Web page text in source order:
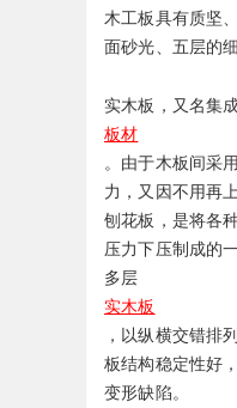
木工板具有质坚
面砂光、五层的
实木板，又名集
板材
。由于木板间采
力，又因不用再
刨花板，是将各
压力下压制成的
多层
实木板
，以纵横交错排
板结构稳定性好
变形缺陷。